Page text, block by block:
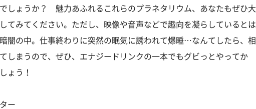
しょうか？ 魅力あふれるこれらのプラネタリウム、あなたもぜひ大
てみてください。ただし、映像や音声などで趣向を凝らしているとは
闇の中。仕事終わりに突然の眠気に誘われて爆睡…なんてしたら、相
しまうので、ぜひ、エナジードリンクの一本でもグビっとやってか
ょう！
ー